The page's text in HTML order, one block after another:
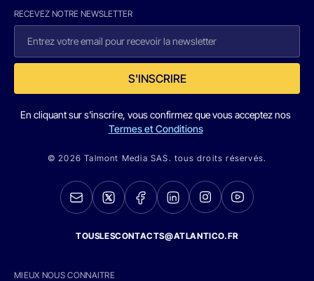
RECEVEZ NOTRE NEWSLETTER
S'INSCRIRE
En cliquant sur s'inscrire, vous confirmez que vous acceptez nos
Termes et Conditions
© 2026 Talmont Media SAS. tous droits réservés.
TOUSLESCONTACTS@ATLANTICO.FR
MIEUX NOUS CONNAITRE